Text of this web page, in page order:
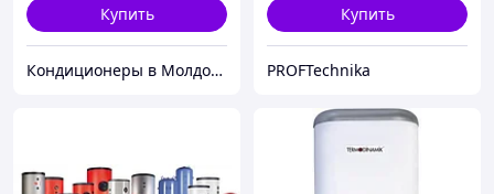
Купить
Кондиционеры в Молдове
Купить
PROFTechnika